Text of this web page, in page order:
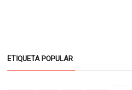
ETIQUETA POPULAR